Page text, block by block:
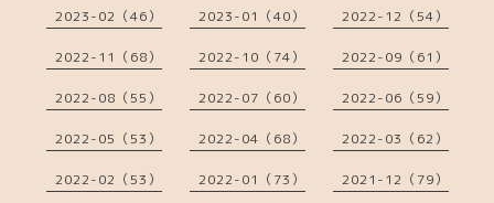
2023-02（46） 2023-01（40） 2022-12（54）
2022-11（68） 2022-10（74） 2022-09（61）
2022-08（55） 2022-07（60） 2022-06（59）
2022-05（53） 2022-04（68） 2022-03（62）
2022-02（53） 2022-01（73） 2021-12（79）